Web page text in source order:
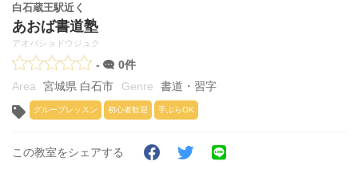
白石蔵王駅近く
あおば書道塾
アオバショドウジュク
-
0件
宮城県 白石市
書道・習字
グループレッスン 初心者歓迎 手ぶらOK
この教室をシェアする